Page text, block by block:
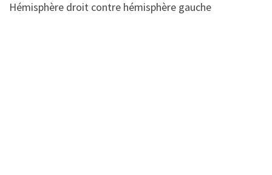
Hémisphère droit contre hémisphère gauche